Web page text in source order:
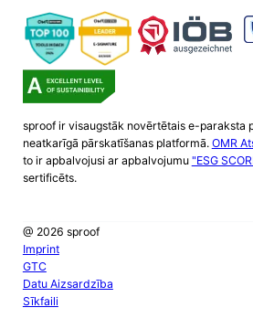
sproof ir visaugstāk novērtētais e-paraksta
neatkarīgā pārskatīšanas platformā. OMR
to ir apbalvojusi ar apbalvojumu "ESG
sertificēts.
@ 2026 sproof
Imprint
GTC
Datu Aizsardzība
Sīkfaili